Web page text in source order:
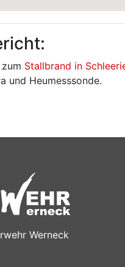
Stallbrand in
und Heumesssonde.
Werneck